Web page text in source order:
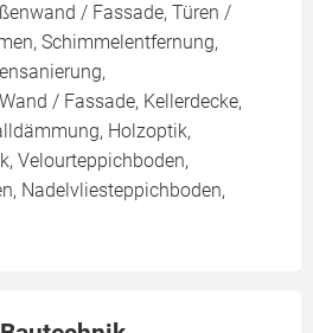
/ Fassade, Türen /
Schimmelentfernung,
/ Fassade, Kellerdecke,
Holzoptik,
Velourteppichboden,
Nadelvliesteppichboden,